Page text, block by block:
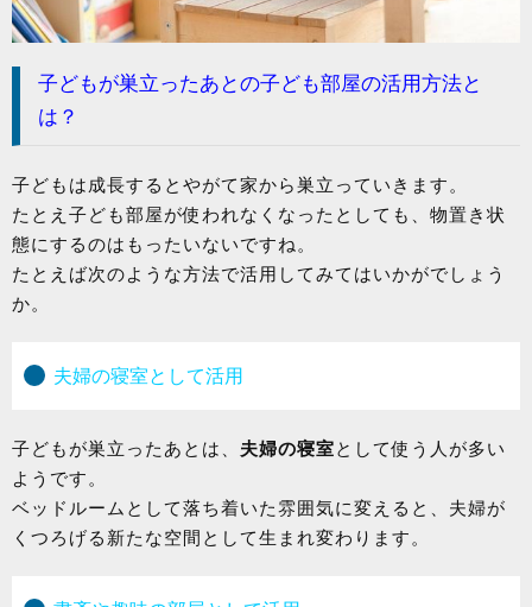
子どもが巣立ったあとの子ども部屋の活用方法と
は？
子どもは成長するとやがて家から巣立っていきます。
たとえ子ども部屋が使われなくなったとしても、物置き状
態にするのはもったいないですね。
たとえば次のような方法で活用してみてはいかがでしょう
か。
夫婦の寝室として活用
子どもが巣立ったあとは、 夫婦の寝室として使う人が多い
ようです。
ベッドルームとして落ち着いた雰囲気に変えると、夫婦が
くつろげる新たな空間として生まれ変わります。